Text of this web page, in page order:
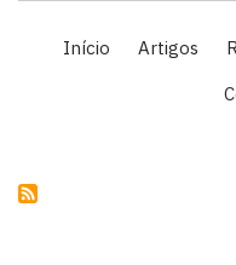
Main
navigation
Início Artigos